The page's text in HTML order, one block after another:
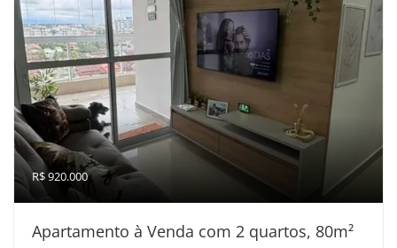
R$ 920.000
Apartamento à Venda com 2 quartos, 80m²